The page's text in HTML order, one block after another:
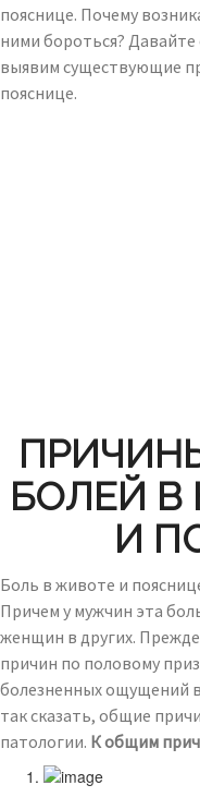
пояснице. Почему
ними бороться?
выявим существующие
пояснице.
БОЛЕЙ В
И
Боль в животе и
Причем у мужчин эта
женщин в других.
причин по половому
болезненных ощущений
так сказать, общие
патологии. К общим